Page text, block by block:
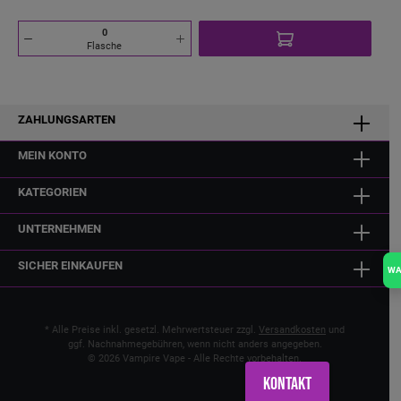
Kontakt
Flasche
ZAHLUNGSARTEN
MEIN KONTO
KATEGORIEN
UNTERNEHMEN
SICHER EINKAUFEN
* Alle Preise inkl. gesetzl. Mehrwertsteuer zzgl. Versandkosten und
ggf. Nachnahmegebühren, wenn nicht anders angegeben.
© 2026 Vampire Vape - Alle Rechte vorbehalten.
WA